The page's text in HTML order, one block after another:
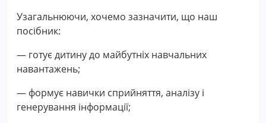
Узагальнюючи, хочемо зазначити, що наш
посібник:
— готує дитину до майбутніх навчальних
навантажень;
— формує навички сприйняття, аналізу і
генерування інформації;